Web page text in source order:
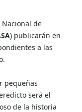
Nacional de
) publicarán en
a las
pequeñas
será el
de la historia